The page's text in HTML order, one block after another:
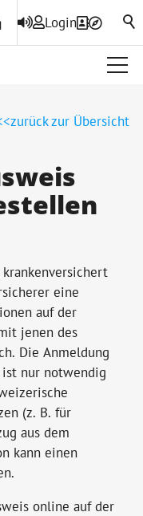
Login
zurück zur Übersicht
eine
auf der
jenen des
Die Anmeldung
ist nur notwendig
(z. B. für
aus dem
kann einen
online auf der